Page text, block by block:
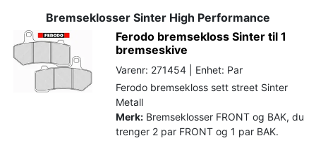
Bremseklosser Sinter High Performance
Ferodo bremsekloss Sinter til 1
bremseskive
Varenr: 271454 | Enhet: Par
Ferodo bremsekloss sett street Sinter
Metall
Merk: Bremseklosser FRONT og BAK, du
trenger 2 par FRONT og 1 par BAK.